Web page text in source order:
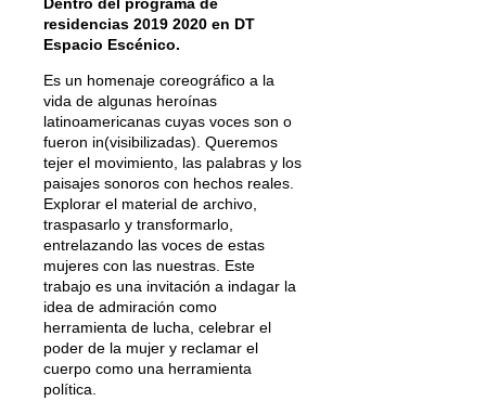
residencias 2019 2020 en DT
Espacio Escénico.
Es un homenaje coreográfico a la
vida de algunas heroínas
latinoamericanas cuyas voces son o
fueron in(visibilizadas). Queremos
tejer el movimiento, las palabras y los
paisajes sonoros con hechos reales.
Explorar el material de archivo,
traspasarlo y transformarlo,
entrelazando las voces de estas
mujeres con las nuestras. Este
trabajo es una invitación a indagar la
idea de admiración como
herramienta de lucha, celebrar el
poder de la mujer y reclamar el
cuerpo como una herramienta
política.